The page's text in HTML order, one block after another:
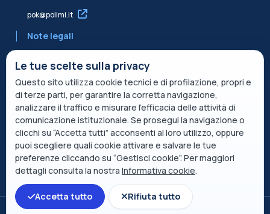
Apri indice del corso
pok@polimi.it
Note legali
Informativa condivisa Edvance per il trattamento dei dati
Termini di servizio
Politica sui cookie
Descrizione del servizio
Le tue scelte sulla privacy
Questo sito utilizza cookie tecnici e di profilazione, propri e
di terze parti, per garantire la corretta navigazione,
analizzare il traffico e misurare l’efficacia delle attività di
comunicazione istituzionale. Se prosegui la navigazione o
clicchi su “Accetta tutti” acconsenti al loro utilizzo, oppure
puoi scegliere quali cookie attivare e salvare le tue
preferenze cliccando su “Gestisci cookie”. Per maggiori
dettagli consulta la nostra Informativa cookie.
Accetta tutto
Rifiuta tutto